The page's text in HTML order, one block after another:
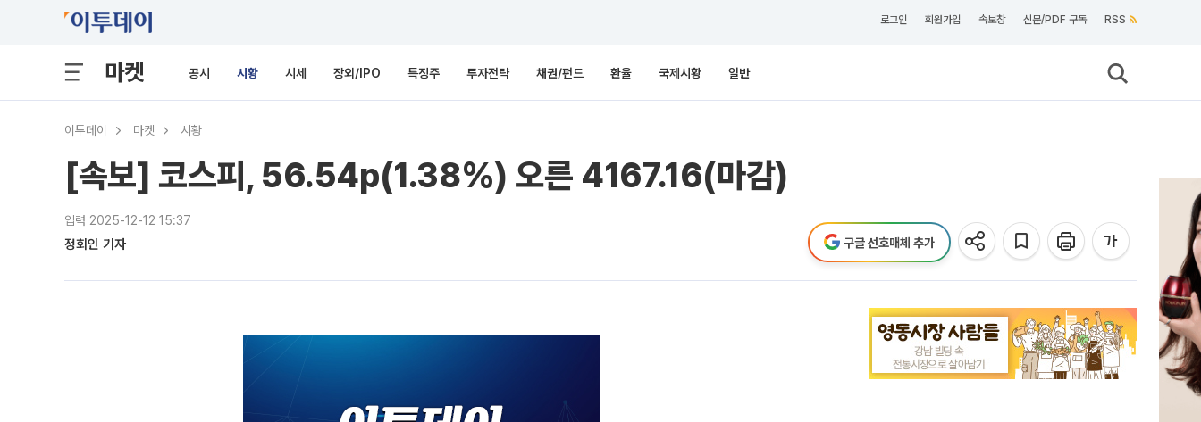
로그인 회원가입 속보창 신문/PDF 구독 RSS
마켓 공시 시황 시세 장외/IPO 특징주 투자전략 채권/펀드 환율 국제시황 일반
이투데이 마켓 시황
[속보] 코스피, 56.54p(1.38%) 오른 4167.16(마감)
입력 2025-12-12 15:37
정회인 기자 구글 선호매체 추가